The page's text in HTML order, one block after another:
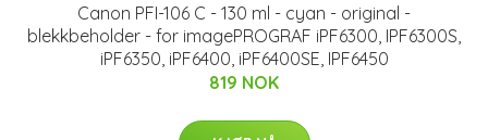
Canon PFI-106 C - 130 ml - cyan - original -
blekkbeholder - for imagePROGRAF iPF6300, IPF6300S,
iPF6350, iPF6400, iPF6400SE, IPF6450
819 NOK